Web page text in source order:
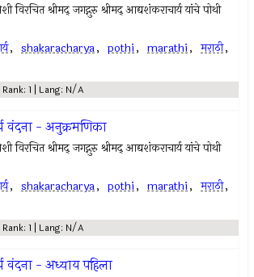
विरचित श्रीमद् जगद्गुरु श्रीमद् आद्यशंकराचार्य यांचे पोथी
, shakaracharya, pothi, marathi, मराठी,
Rank: 1 | Lang: N/A
वंदना - अनुक्रमणिका
विरचित श्रीमद् जगद्गुरु श्रीमद् आद्यशंकराचार्य यांचे पोथी
, shakaracharya, pothi, marathi, मराठी,
Rank: 1 | Lang: N/A
वंदना - अध्याय पहिला